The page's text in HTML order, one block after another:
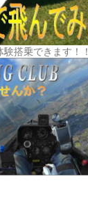
搭乗できます！！